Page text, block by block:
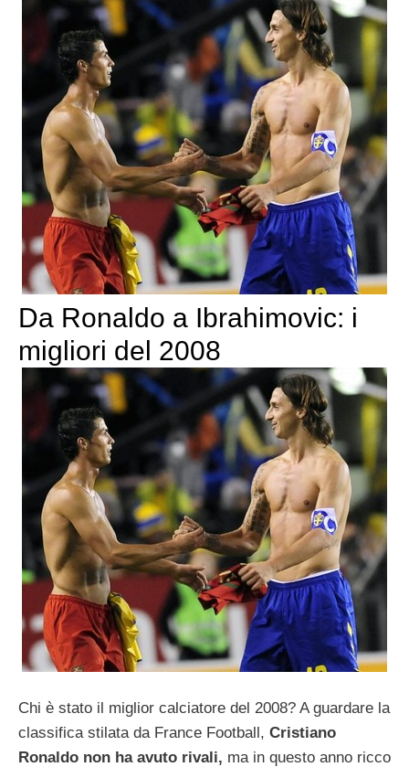
Da Ronaldo a Ibrahimovic: i
migliori del 2008
Chi è stato il miglior calciatore del 2008? A guardare la
classifica stilata da France Football, Cristiano
Ronaldo non ha avuto rivali, ma in questo anno ricco